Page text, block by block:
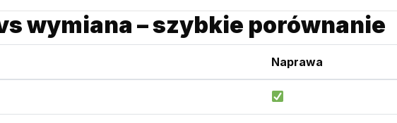
wymiana – szybkie porównanie
Naprawa